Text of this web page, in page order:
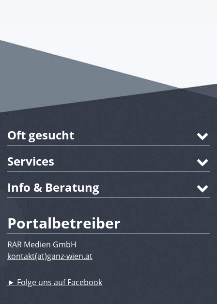
Oft gesucht
Services
Info & Beratung
Portalbetreiber
RAR Medien GmbH
kontakt(at)ganz-wien.at
► Folge uns auf Facebook